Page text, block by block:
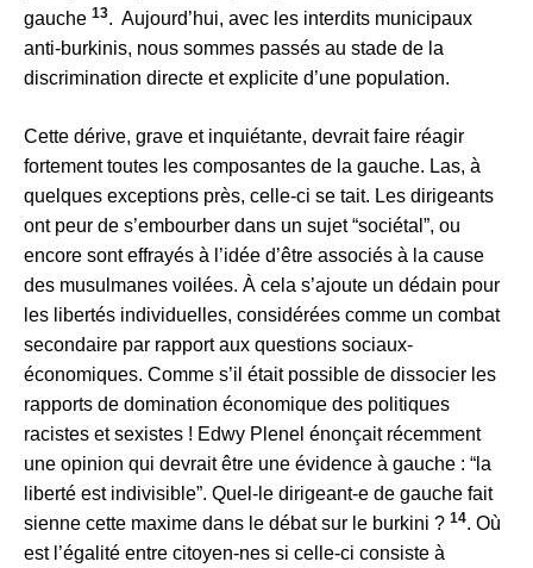
gauche 13. Aujourd’hui, avec les interdits municipaux
anti-burkinis, nous sommes passés au stade de la
discrimination directe et explicite d’une population.
Cette dérive, grave et inquiétante, devrait faire réagir
fortement toutes les composantes de la gauche. Las, à
quelques exceptions près, celle-ci se tait. Les dirigeants
ont peur de s’embourber dans un sujet “sociétal”, ou
encore sont effrayés à l’idée d’être associés à la cause
des musulmanes voilées. À cela s’ajoute un dédain pour
les libertés individuelles, considérées comme un combat
secondaire par rapport aux questions sociaux-
économiques. Comme s’il était possible de dissocier les
rapports de domination économique des politiques
racistes et sexistes ! Edwy Plenel énonçait récemment
une opinion qui devrait être une évidence à gauche : “la
liberté est indivisible”. Quel-le dirigeant-e de gauche fait
sienne cette maxime dans le débat sur le burkini ? 14. Où
est l’égalité entre citoyen-nes si celle-ci consiste à